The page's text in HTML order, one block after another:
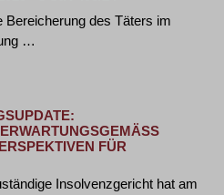
Bereicherung des Täters im
…
E
FÜR F
Insolvenzgericht hat am